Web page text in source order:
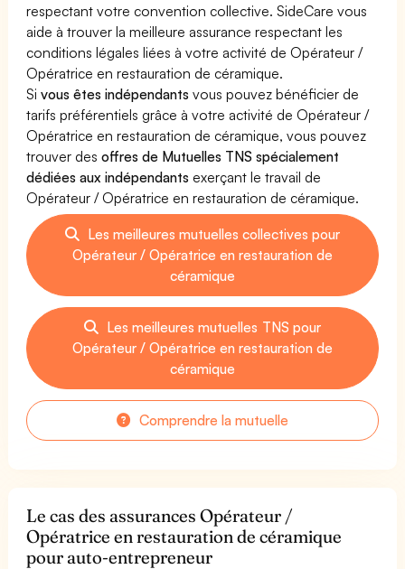
respectant votre convention collective. SideCare vous
aide à trouver la meilleure assurance respectant les
conditions légales liées à votre activité de Opérateur /
Opératrice en restauration de céramique.
Sivous êtes indépendants vous pouvez bénéficier de
tarifs préférentiels grâce à votre activité de Opérateur /
Opératrice en restauration de céramique, vous pouvez
trouver desoffres de Mutuelles TNS spécialement
dédiées aux indépendants exerçant le travail de
Opérateur / Opératrice en restauration de céramique.
Les meilleures mutuelles collectives pour
Opérateur / Opératrice en restauration de
céramique
Les meilleures mutuelles TNS pour
Opérateur / Opératrice en restauration de
céramique
Comprendre la mutuelle
Le cas des assurances Opérateur /
Opératrice en restauration de céramique
pour auto-entrepreneur